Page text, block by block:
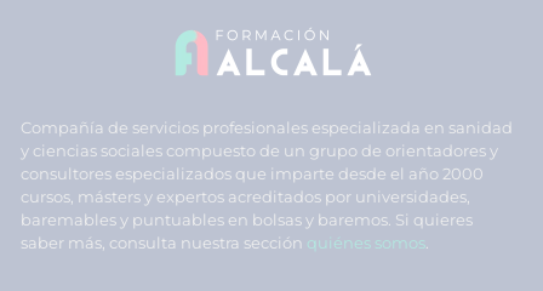
Compañía de servicios profesionales especializada en sanidad
y ciencias sociales compuesto de un grupo de orientadores y
consultores especializados que imparte desde el año 2000
cursos, másters y expertos acreditados por universidades,
baremables y puntuables en bolsas y baremos. Si quieres
saber más, consulta nuestra sección quiénes somos